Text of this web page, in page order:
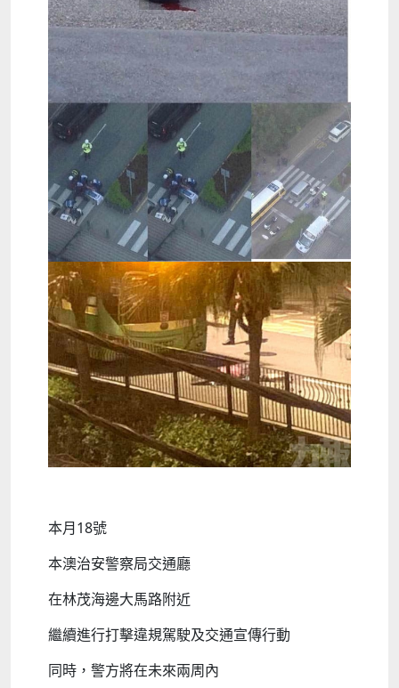
本月18號
本澳治安警察局交通廳
在林茂海邊大馬路附近
繼續進行打擊違規駕駛及交通宣傳行動
同時，警方將在未來兩周內